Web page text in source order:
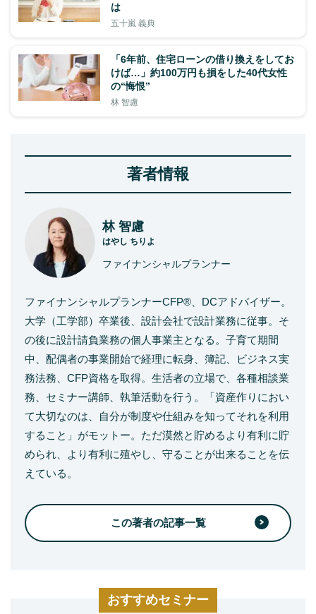
は
五十嵐 義典
「6年前、住宅ローンの借り換えをしてお
けば…」約100万円も損をした40代女性
の“悔恨”
林 智慮
著者情報
林 智慮
はやし ちりよ
ファイナンシャルプランナー
ファイナンシャルプランナーCFP®、DCアドバイザー。
大学（工学部）卒業後、設計会社で設計業務に従事。そ
の後に設計請負業務の個人事業主となる。子育て期間
中、配偶者の事業開始で経理に転身、簿記、ビジネス実
務法務、CFP資格を取得。生活者の立場で、各種相談業
務、セミナー講師、執筆活動を行う。「資産作りにおい
て大切なのは、自分が制度や仕組みを知ってそれを利用
すること」がモットー。ただ漠然と貯めるより有利に貯
められ、より有利に殖やし、守ることが出来ることを伝
えている。
この著者の記事一覧
おすすめセミナー